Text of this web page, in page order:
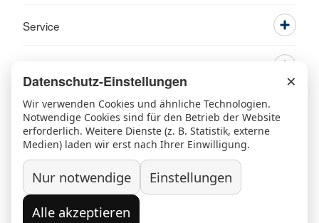
Service
Ansprechpartner Kontakt Beschwerde/Lob
Datenschutz Grundsatzerklärung nach LkSG
Widerruf/Kündigung
Impressum
Datenschutz-Einstellungen ×
Wir verwenden Cookies und ähnliche Technologien.
Notwendige Cookies sind für den Betrieb der Website
erforderlich. Weitere Dienste (z. B. Statistik, externe
Medien) laden wir erst nach Ihrer Einwilligung.
Nur notwendige
Einstellungen
Alle akzeptieren